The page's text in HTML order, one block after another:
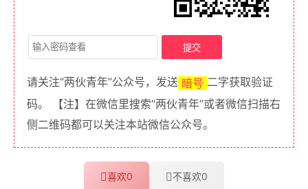
请关注“两伙青年”公众号，发送 暗号 二字获取验证
码。 【注】在微信里搜索“两伙青年”或者微信扫描右
侧二维码都可以关注本站微信公众号。
喜欢0 不喜欢0